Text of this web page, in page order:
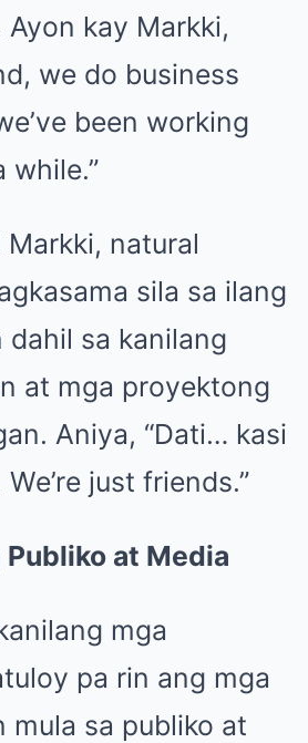
kay Markki,
we do business
been working
while.”
natural
sila sa ilang
dahil sa kanilang
at mga proyektong
Aniya, “Dati… kasi
just friends.”
Publiko at Media
mga
pa rin ang mga
mula sa publiko at